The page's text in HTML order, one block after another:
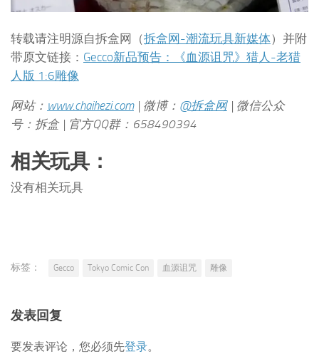
转载请注明源自拆盒网（拆盒网-潮流玩具新媒体）并附
带原文链接： Gecco新品预告：《血源诅咒》猎人-老猎
人版 1:6雕像
网站： www.chaihezi.com| 微博： @拆盒网| 微信公众
号：拆盒 | 官方QQ群：658490394
相关玩具：
没有相关玩具
标签： Gecco Tokyo Comic Con 血源诅咒 雕像
发表回复
要发表评论，您必须先登录。